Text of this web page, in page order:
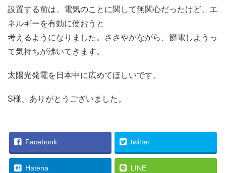
設置する前は、電気のことに関して無関心だったけど、エ
ネルギーを有効に使おうと
考えるようになりました。ささやかながら、節電しようっ
て気持ちが沸いてきます。
太陽光発電を日本中に広めてほしいです。
S様、ありがとうございました。
Facebook twitter
Hatena LINE